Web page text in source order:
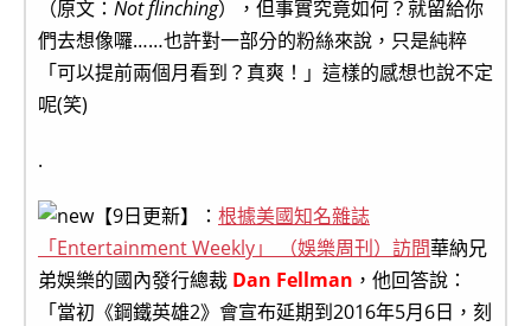
（原文： Not flinching），但事實究竟如何？就留給你
們去想像囉……也許對一部分的粉絲來說，只是純粹
「可以提前兩個月看到？真爽！」這樣的感想也說不定
呢(笑)
.
【9日更新】： 根據美國知名雜誌
「Entertainment Weekly」 （娛樂周刊）訪問華納兄
弟娛樂的國內發行總裁 Dan Fellman ，他回答說：
「當初《鋼鐵英雄2》會宣布延期到2016年5月6日，刻